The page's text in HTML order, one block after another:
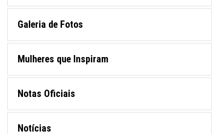
Galeria de Fotos
Mulheres que Inspiram
Notas Oficiais
Notícias